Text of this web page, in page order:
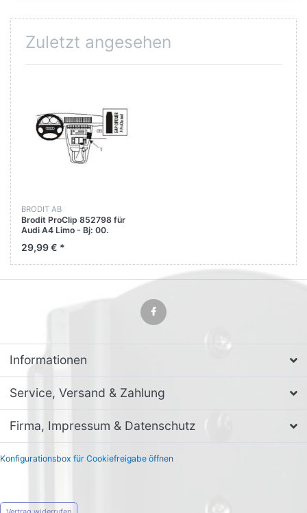
Zuletzt angesehen
BRODIT AB
Brodit ProClip 852798 für
Audi A4 Limo - Bj: 00.
29,99 € *
Informationen
Service, Versand & Zahlung
Firma, Impressum & Datenschutz
Konfigurationsbox für Cookiefreigabe öffnen